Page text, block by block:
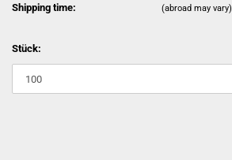
Shipping time:
(abroad may vary)
Stück: